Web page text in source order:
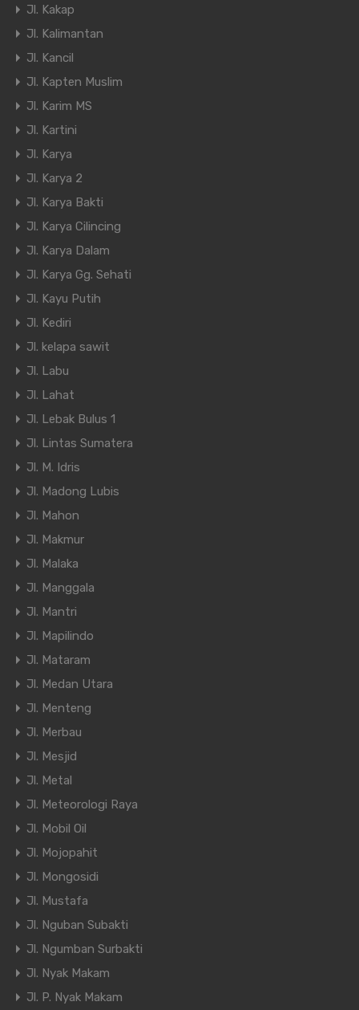
Jl. Kakap
Jl. Kalimantan
Jl. Kancil
Jl. Kapten Muslim
Jl. Karim MS
Jl. Kartini
Jl. Karya
Jl. Karya 2
Jl. Karya Bakti
Jl. Karya Cilincing
Jl. Karya Dalam
Jl. Karya Gg. Sehati
Jl. Kayu Putih
Jl. Kediri
Jl. kelapa sawit
Jl. Labu
Jl. Lahat
Jl. Lebak Bulus 1
Jl. Lintas Sumatera
Jl. M. Idris
Jl. Madong Lubis
Jl. Mahon
Jl. Makmur
Jl. Malaka
Jl. Manggala
Jl. Mantri
Jl. Mapilindo
Jl. Mataram
Jl. Medan Utara
Jl. Menteng
Jl. Merbau
Jl. Mesjid
Jl. Metal
Jl. Meteorologi Raya
Jl. Mobil Oil
Jl. Mojopahit
Jl. Mongosidi
Jl. Mustafa
Jl. Nguban Subakti
Jl. Ngumban Surbakti
Jl. Nyak Makam
Jl. P. Nyak Makam